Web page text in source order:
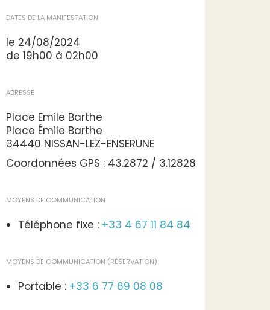
DATES DE LA MANIFESTATION
le 24/08/2024
de 19h00 à 02h00
ADRESSE
Place Emile Barthe
Place Émile Barthe
34440 NISSAN-LEZ-ENSERUNE
Coordonnées GPS : 43.2872 / 3.12828
MOYENS DE COMMUNICATION
Téléphone fixe : +33 4 67 11 84 84
MOYENS DE COMMUNICATION (RÉSERVATION)
Portable : +33 6 77 69 08 08